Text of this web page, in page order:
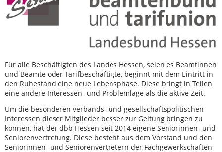
Für alle Beschäftigten des Landes Hessen, seien es Beamtinnen
und Beamte oder Tarifbeschäftigte, beginnt mit dem Eintritt in
den Ruhestand eine neue Lebensphase. Diese bringt in Teilen
eine andere Interessen- und Problemlage als die aktive Zeit.
Um die besonderen verbands- und gesellschaftspolitischen
Interessen dieser Mitglieder besser zur Geltung bringen zu
können, hat der dbb Hessen seit 2014 eigene Seniorinnen- und
Seniorenvertretung. Diese besteht aus dem Vorstand und den
Seniorinnen- und Seniorenvertretern der Fachgewerkschaften